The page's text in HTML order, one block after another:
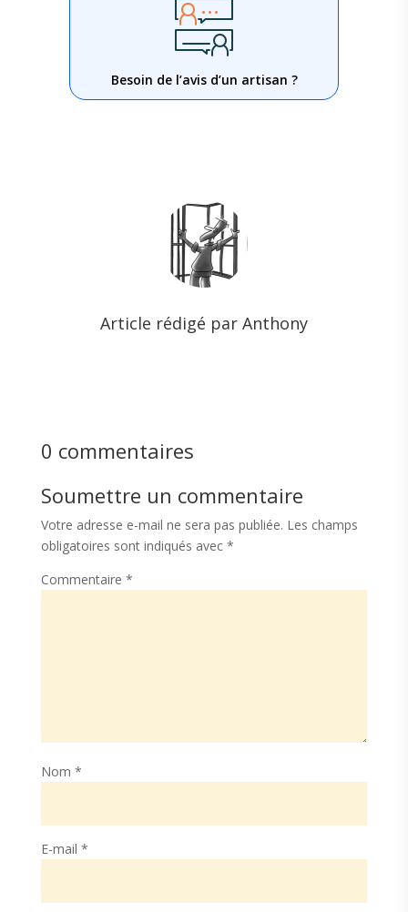
Besoin de l’avis d’un artisan ?
Article rédigé par Anthony
0 commentaires
Soumettre un commentaire
Votre adresse e-mail ne sera pas publiée. Les champs
obligatoires sont indiqués avec *
Commentaire *
Nom *
E-mail *